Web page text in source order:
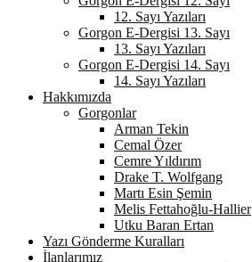
12. Sayı Yazıları
Gorgon E-Dergisi 13. Sayı
13. Sayı Yazıları
Gorgon E-Dergisi 14. Sayı
14. Sayı Yazıları
Hakkımızda
Gorgonlar
Arman Tekin
Cemal Özer
Cemre Yıldırım
Drake T. Wolfgang
Martı Esin Şemin
Melis Fettahoğlu-Hallier
Utku Baran Ertan
Yazı Gönderme Kuralları
İlanlarımız